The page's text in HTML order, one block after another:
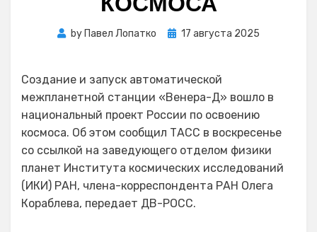
by Павел Лопатко
Posted
17 августа 2025
Создание и запуск автоматической
межпланетной станции «Венера-Д» вошло в
национальный проект России по освоению
космоса. Об этом сообщил ТАСС в воскресенье
со ссылкой на заведующего отделом физики
планет Института космических исследований
(ИКИ) РАН, члена-корреспондента РАН Олега
Кораблева, передает ДВ-РОСС.